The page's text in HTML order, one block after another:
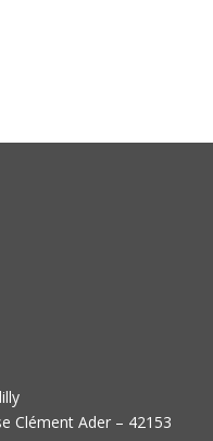
Clément Ader – 42153